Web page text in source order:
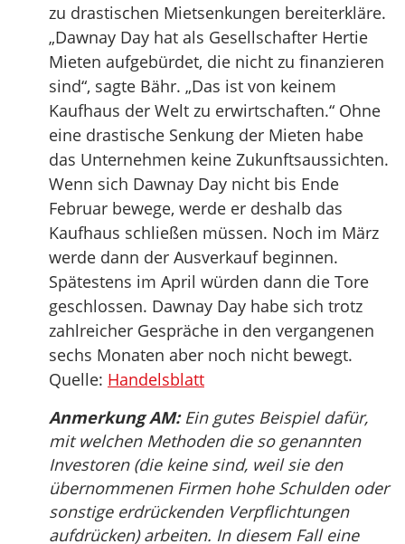
zu drastischen Mietsenkungen bereiterkläre.
„Dawnay Day hat als Gesellschafter Hertie
Mieten aufgebürdet, die nicht zu finanzieren
sind“, sagte Bähr. „Das ist von keinem
Kaufhaus der Welt zu erwirtschaften.“ Ohne
eine drastische Senkung der Mieten habe
das Unternehmen keine Zukunftsaussichten.
Wenn sich Dawnay Day nicht bis Ende
Februar bewege, werde er deshalb das
Kaufhaus schließen müssen. Noch im März
werde dann der Ausverkauf beginnen.
Spätestens im April würden dann die Tore
geschlossen. Dawnay Day habe sich trotz
zahlreicher Gespräche in den vergangenen
sechs Monaten aber noch nicht bewegt.
Quelle: Handelsblatt
Anmerkung AM:Ein gutes Beispiel dafür,
mit welchen Methoden die so genannten
Investoren (die keine sind, weil sie den
übernommenen Firmen hohe Schulden oder
sonstige erdrückenden Verpflichtungen
aufdrücken) arbeiten. In diesem Fall eine